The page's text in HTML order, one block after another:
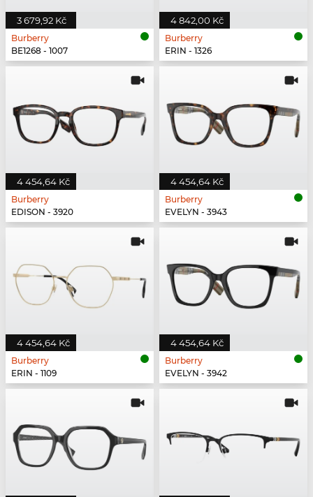
3 679,92 Kč
Burberry
BE1268 - 1007
4 842,00 Kč
Burberry
ERIN - 1326
4 454,64 Kč
Burberry
EDISON - 3920
4 454,64 Kč
Burberry
EVELYN - 3943
4 454,64 Kč
Burberry
ERIN - 1109
4 454,64 Kč
Burberry
EVELYN - 3942